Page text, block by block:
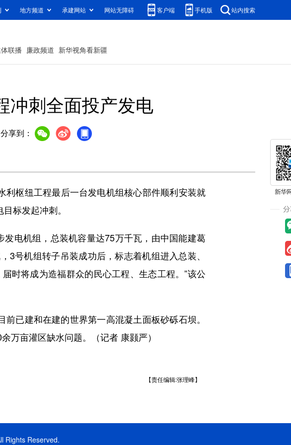
地方频道 承建网站 网站无障碍 客户端 手机版 站内搜索
联播 廉政频道 新华视角看新疆
冲刺全面投产发电
分享到：
枢纽工程最后一台发电机组核心部件顺利安装就
标发起冲刺。
电机组，总装机容量达75万千瓦，由中国能建葛
号机组转子吊装成功后，标志着机组进入总装、
时将成为造福群众的民心工程、生态工程。”该公
已建和在建的世界第一高混凝土面板砂砾石坝。
万亩灌区缺水问题。（记者 康颢严）
【责任编辑:张理峰】
Rights Reserved.